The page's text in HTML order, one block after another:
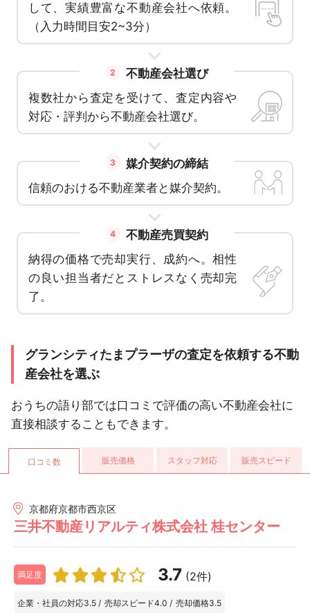
して、実績豊富な不動産会社へ依頼。
（入力時間目安2~3分）
2
不動産会社選び
複数社から査定を受けて、査定内容や
対応・評判から不動産会社選び。
3
媒介契約の締結
信頼のおける不動産業者と媒介契約。
4
不動産売買契約
納得の価格で売却実行、成約へ。相性
の良い担当者だとストレスなく売却完
了。
グランシティたまプラーザの査定を依頼する不動
産会社を選ぶ
おうちの語り部では口コミで評価の高い不動産会社に
直接相談することもできます。
口コミ数 販売価格 スタッフ対応 販売スピード
京都府京都市西京区
三井不動産リアルティ株式会社 桂センター
満足度 3.7 (2件)
企業・社員の対応3.5 / 売却スピード4.0 / 売却価格3.5